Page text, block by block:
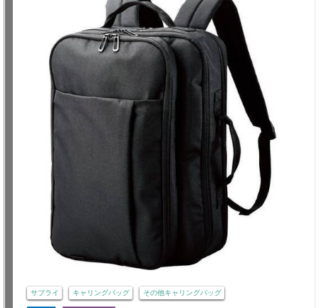
サプライ キャリングバッグ その他キャリングバッグ